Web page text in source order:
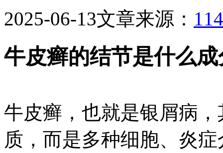
2025-06-13文章来源：
牛皮癣的结节是什么成
牛皮癣，也就是银屑病
质，而是多种细胞、炎